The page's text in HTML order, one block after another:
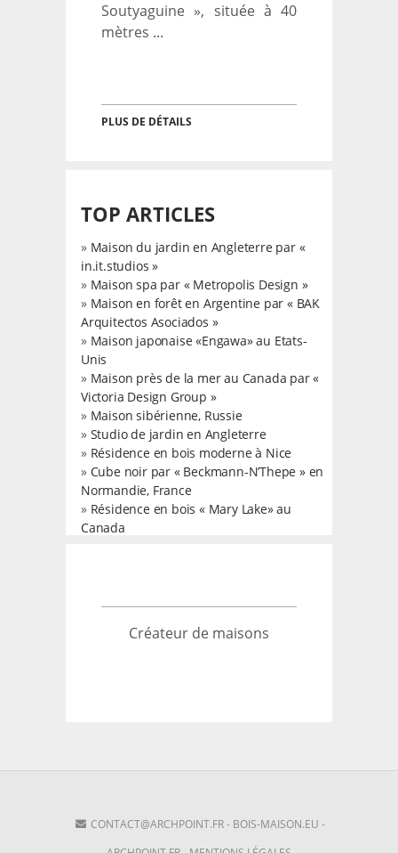
Soutyaguine », située à 40
mètres ...
PLUS DE DÉTAILS
TOP ARTICLES
» Maison du jardin en Angleterre par «
in.it.studios »
» Maison spa par « Metropolis Design »
» Maison en forêt en Argentine par « BAK
Arquitectos Asociados »
» Maison japonaise «Engawa» au Etats-
Unis
» Maison près de la mer au Canada par «
Victoria Design Group »
» Maison sibérienne, Russie
» Studio de jardin en Angleterre
» Résidence en bois moderne à Nice
» Cube noir par « Beckmann-N’Thepe » en
Normandie, France
» Résidence en bois « Mary Lake» au
Canada
Créateur de maisons
CONTACT@ARCHPOINT.FR- BOIS-MAISON.EU -